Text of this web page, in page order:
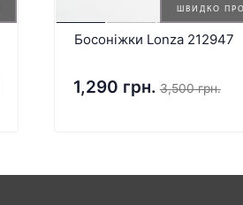
ШВИДКО
Босоніжки Lonza 212947
1,290 грн. 3,500 грн.